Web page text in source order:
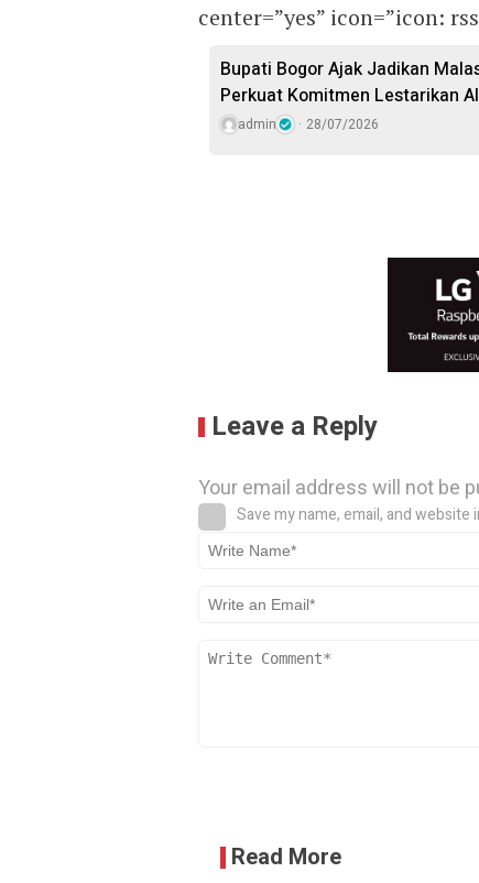
center=”yes” icon=”icon:
Bupati Bogor Ajak Jadikan
Perkuat Komitmen Lestarikan
admin 28/07/2026
Leave a Reply
Your email address will not be
Save my name, email, and
Read More